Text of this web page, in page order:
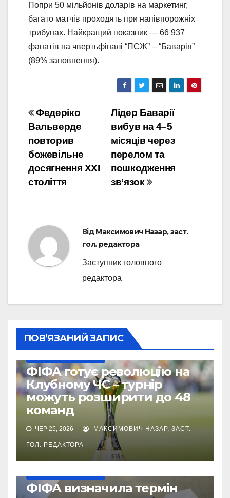
Попри 50 мільйонів доларів на маркетинг,
багато матчів проходять при напівпорожніх
трибунах. Найкращий показник — 66 937
фанатів на чвертьфіналі “ПСЖ” – “Баварія”
(89% заповнення).
Навігація
записів
Лідер Баварії
вибув на 4–5
місяців через
перелом та
пошкодження
зв’язок
Федеріко
Вальверде
повторив
божевільне
досягнення ХХІ
століття
ВідМаксимович Назар, заст.
гол. редактора
Заступник головного
редактора
ПОВ’ЯЗАНИЙ ЗАПИС
ФІФА готує революцію на
Клубному ЧС – турнір
можуть розширити до 48
команд
ЧЕР 25, 2026 МАКСИМОВИЧ НАЗАР, ЗАСТ.
ГОЛ. РЕДАКТОРА
ФІФА визначила термін